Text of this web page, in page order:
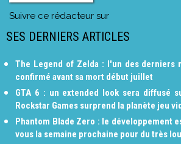
Suivre ce rédacteur sur
SES DERNIERS ARTICLES
The Legend of Zelda : l'un des derniers
confirmé avant sa mort début juillet
GTA 6 : un extended look sera diffusé
Rockstar Games surprend la planète jeu
Phantom Blade Zero : le développement
vous la semaine prochaine pour du très